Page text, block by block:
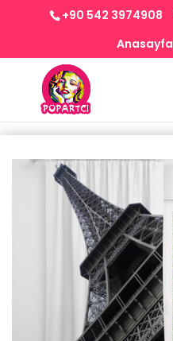
+90 542 3974908
Anasayfa